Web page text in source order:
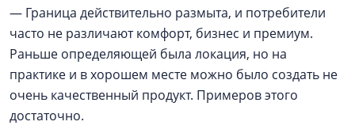
— Граница действительно размыта, и потребители
часто не различают комфорт, бизнес и премиум.
Раньше определяющей была локация, но на
практике и в хорошем месте можно было создать не
очень качественный продукт. Примеров этого
достаточно.